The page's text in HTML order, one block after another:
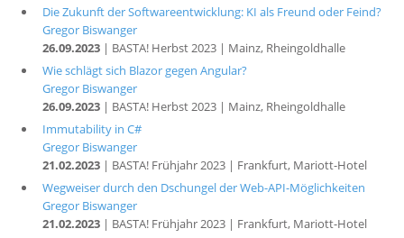
Die Zukunft der Softwareentwicklung: KI als Freund oder Feind?
Gregor Biswanger
26.09.2023| BASTA! Herbst 2023 | Mainz, Rheingoldhalle
Wie schlägt sich Blazor gegen Angular?
Gregor Biswanger
26.09.2023| BASTA! Herbst 2023 | Mainz, Rheingoldhalle
Immutability in C#
Gregor Biswanger
21.02.2023| BASTA! Frühjahr 2023 | Frankfurt, Mariott-Hotel
Wegweiser durch den Dschungel der Web-API-Möglichkeiten
Gregor Biswanger
21.02.2023| BASTA! Frühjahr 2023 | Frankfurt, Mariott-Hotel